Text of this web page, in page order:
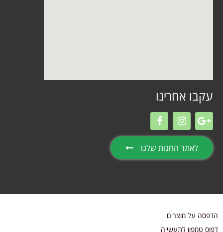
עקבו אחרינו
לאתר החנות שלנו
הדפסה על מוצרים
דפוס טמפון לתעשייה